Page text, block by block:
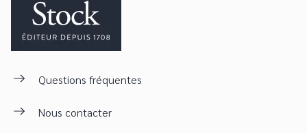
Questions fréquentes
Nous contacter